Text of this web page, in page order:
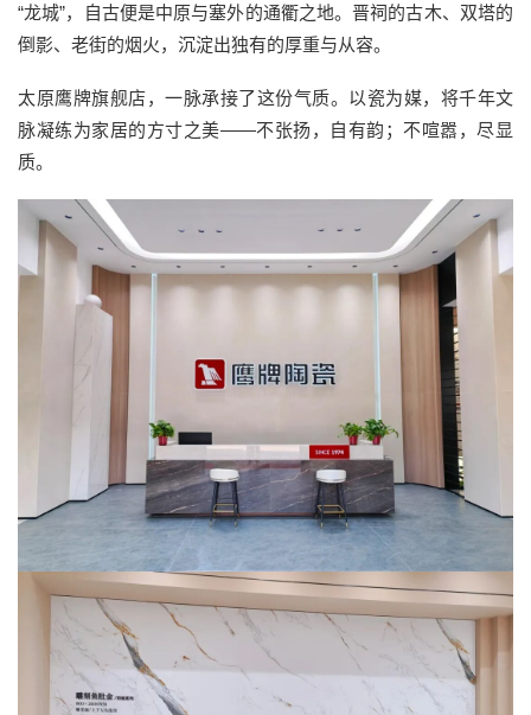
“龙城”，自古便是中原与塞外的通衢之地。晋祠的古木、双塔的
倒影、老街的烟火，沉淀出独有的厚重与从容。
太原鹰牌旗舰店，一脉承接了这份气质。以瓷为媒，将千年文
脉凝练为家居的方寸之美——不张扬，自有韵；不喧嚣，尽显
质。